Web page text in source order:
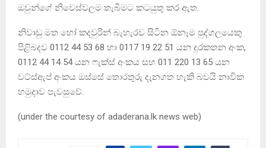
ඔවුන්ගේ නිවෙස්වලම තැබීමට කටයුතු කර ඇත.
නිවාඩු මත හෝ කදවුරින් බැහැරව සිටින ඕනෑම පුද්ගලයෙකු
පිළිබදව 0112 44 53 68 හා 0117 19 22 51 යන දුරකතන අංක,
0112 44 14 54 යන ෆැක්ස් අංකය සහ 011 220 13 65 යන
වට්ස්ඇප් අංකය ඔස්සේ තොරතුරු දැනගත හැකි බවයි නාවික
හමුදාව පැවසුවේ.
(under the courtesy of adaderana.lk news web)